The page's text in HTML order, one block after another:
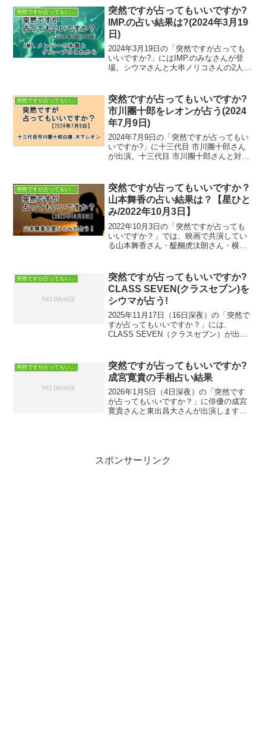
た。占うのは、沖縄出身の占い師である
シウマさんです。>...
突然ですが占ってもいいですか?
IMP.の占い結果は?(2024年3月19
日)
2024年3月19日の「突然ですが占っても
いいですか?」にはIMP.のみなさんが登
場。シウマさんと大串ノリコさんの2人に
ノリコさんは手相などからIMP.メンバー
それぞれ...
突然ですが占ってもいいですか？
突然ですが占ってもいいですか?
市川團十郎をレオンが占う(2024
年7月9日)
2024年7月9日の「突然ですが占ってもい
いですか?」に十三代目 市川團十郎さん
が出演。十三代目 市川團十郎さんと対峙
んの熱い占いの対決は見応えがありまし
た。十三代目...
突然ですが占ってもいいですか？
突然ですが占ってもいいですか？
山本舞香の占い結果は？【星ひと
み/2022年10月3日】
2022年10月3日の「突然ですが占っても
いいですか？」では、映画で共演してい
る山本舞香さん・醍醐虎汰朗さん・横田
しい容姿ではっきりした発言が印象的な
山本さんの本性や...
突然ですが占ってもいいですか?
CLASS SEVEN(クラスセブン)を
シウマが占う!
2025年11月17日（16日深夜）の「突然で
すが占ってもいいですか？」には、
CLASS SEVEN（クラスセブン）が出
た、今後が楽しみな男性7人グループ...
突然ですが占ってもいいですか？
突然ですが占ってもいいですか?
成宮寛貴の手相占い結果
2026年1月5日（4日深夜）の「突然です
が占ってもいいですか？」に俳優の成宮
寛貴さんと東出昌大さんが出演します。
スポンサーリンク